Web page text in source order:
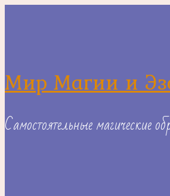
Мир Магии и
Самостоятельные магические